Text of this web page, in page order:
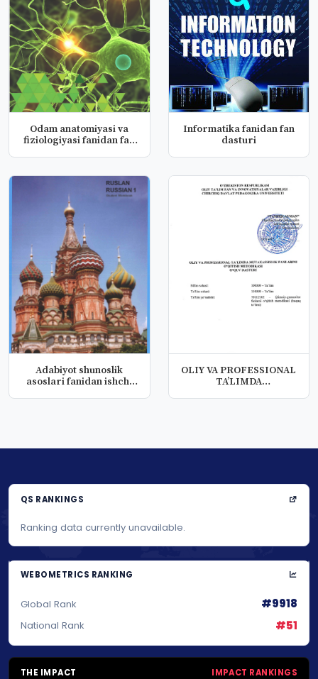
Odam anatomiyasi va
fiziologiyasi fanidan fan
Informatika fanidan fan
dasturi
Adabiyot shunoslik
asoslari fanidan ishchi
OLIY VA PROFESSIONAL
TA’LIMDA
QS RANKINGS
Ranking data currently unavailable.
WEBOMETRICS RANKING
Global Rank #9918
National Rank #51
THE IMPACT IMPACT RANKINGS